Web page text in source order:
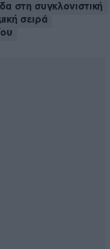
στη συγκλονιστική
σειρά